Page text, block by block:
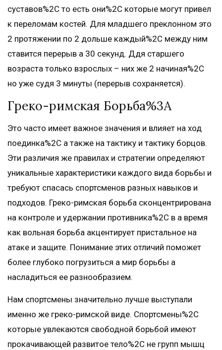
суставов%2C то есть они%2C которые могут привел
к переломам костей. Для младшего преклонном это
2 протяжении по 2 дольше каждый%2C между ним
ставится перерыв а 30 секунд. Ддя старшего
возраста только взрослых – них же 2 начиная%2C
но уже судя 3 минуты (перерыв сохраняется).
Греко-римская Борьба%3A
Это часто имеет важное значения и влияет на ход
поединка%2C а также на тактику и тактику борцов.
Эти различия же правилах и стратегии определяют
уникальные характеристики каждого вида борьбы и
требуют спасась спортсменов разных навыков и
подходов. Греко-римская борьба сконцентрирована
на контроле и удержании противника%2C в а время
как вольная борьба акцентирует пристальное на
атаке и защите. Понимание этих отличий поможет
более глубоко погрузиться а мир борьбы а
насладиться ее разнообразием.
Нам спортсмены значительно лучше выступали
именно же греко-римской виде. Спортсмены%2C
которые увлекаются свободной борьбой имеют
прокачивающей развитое тело%2C не групп мышц